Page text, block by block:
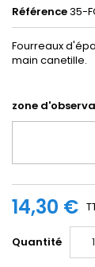
Référence35-
Fourreaux
main canetille.
zone
14,30 €
Quantité